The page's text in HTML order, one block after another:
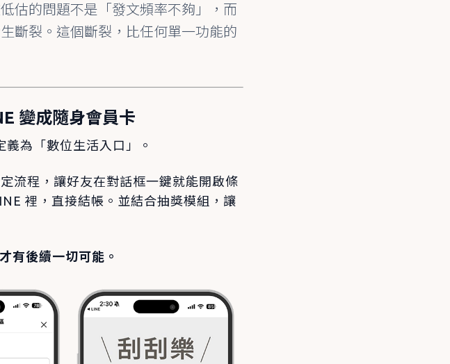
估的問題不是「發文頻率不夠」，而
斷裂。這個斷裂，比任何單一功能的
變成隨身會員卡
為「數位生活入口」。
流程，讓好友在對話框一鍵就能開啟條
裡，直接結帳。並結合抽獎模組，讓
有後續一切可能。